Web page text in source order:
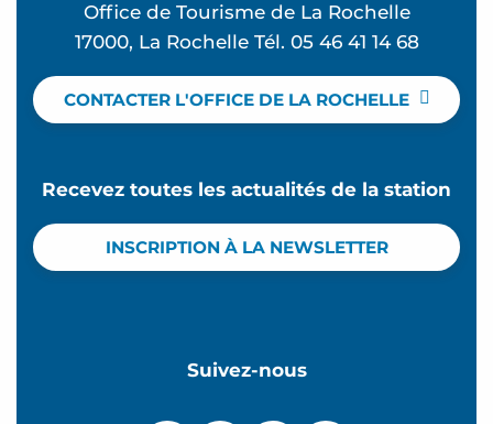
Office de Tourisme de La Rochelle
17000, La Rochelle Tél. 05 46 41 14 68
CONTACTER L'OFFICE DE LA ROCHELLE
Recevez toutes les actualités de la station
INSCRIPTION À LA NEWSLETTER
Suivez-nous